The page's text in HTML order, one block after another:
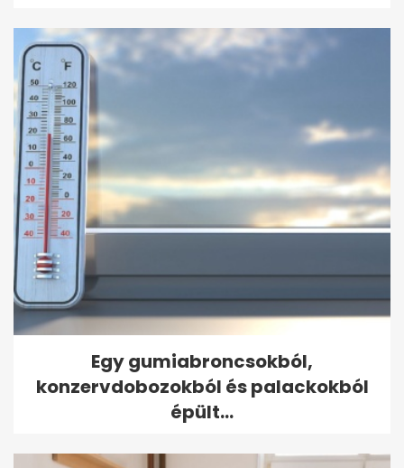
Egy gumiabroncsokból,
konzervdobozokból és palackokból
épült...